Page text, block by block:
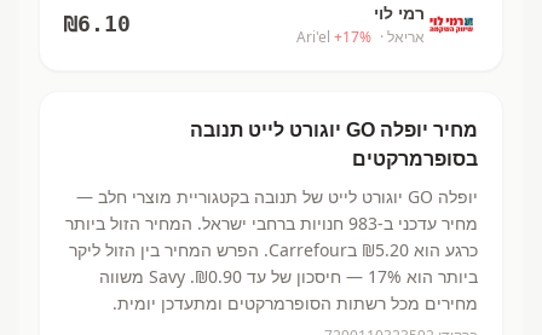
רמי לוי
אריאל · Ari'el
+17%
₪6.10
מחיר יופלה GO יוגורט לייט
תנובה
בסופרמרקטים
יופלה GO יוגורט לייט של תנובה בקטגוריית מוצרי חלב —
מחיר עדכני ב-983 חנויות ברחבי ישראל. המחיר הזול ביותר
כרגע הוא ₪5.20
בCarrefour.
הפרש המחיר בין הזול ליקר
ביותר הוא 17% — חיסכון של עד ₪0.90.
Savy משווה
מחירים מכל רשתות הסופרמרקטים ומתעדכן יומית.